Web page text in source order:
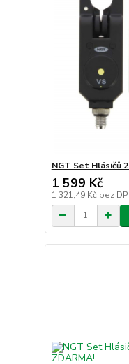
NGT Set Hlásičů
1 599 Kč
1 321,49 Kč bez